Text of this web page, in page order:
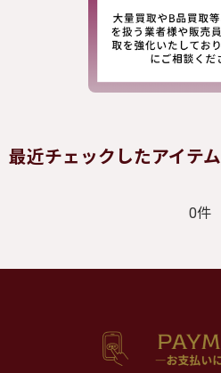
最近チェックしたアイテム
0件